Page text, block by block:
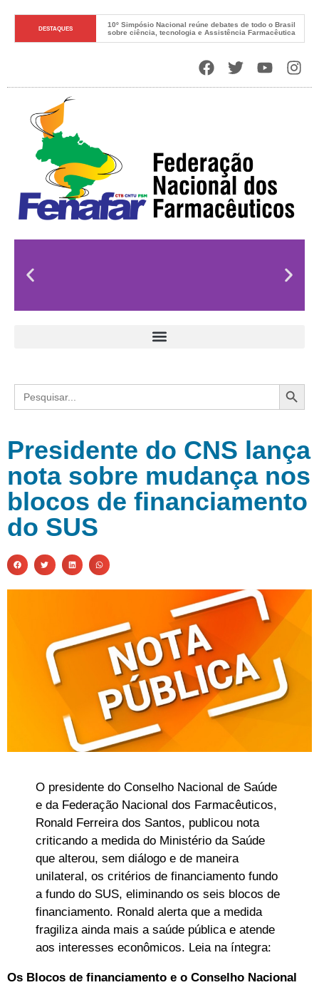
DESTAQUES
10º Simpósio Nacional reúne debates de todo o Brasil
sobre ciência, tecnologia e Assistência Farmacêutica
Search
for:
Presidente do CNS lança
nota sobre mudança nos
blocos de financiamento
do SUS
O presidente do Conselho Nacional de Saúde
e da Federação Nacional dos Farmacêuticos,
Ronald Ferreira dos Santos, publicou nota
criticando a medida do Ministério da Saúde
que alterou, sem diálogo e de maneira
unilateral, os critérios de financiamento fundo
a fundo do SUS, eliminando os seis blocos de
financiamento. Ronald alerta que a medida
fragiliza ainda mais a saúde pública e atende
aos interesses econômicos. Leia na íntegra:
Os Blocos de financiamento e o Conselho Nacional